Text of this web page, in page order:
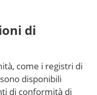
di
come i registri di
disponibili
di conformità di